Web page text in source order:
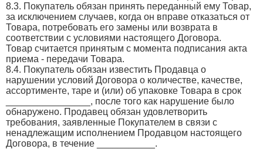
8.3. Покупатель обязан принять переданный ему Товар,
за исключением случаев, когда он вправе отказаться от
Товара, потребовать его замены или возврата в
соответствии с условиями настоящего Договора.
Товар считается принятым с момента подписания акта
приема - передачи Товара.
8.4. Покупатель обязан известить Продавца о
нарушении условий Договора о количестве, качестве,
ассортименте, таре и (или) об упаковке Товара в срок
________________, после того как нарушение было
обнаружено. Продавец обязан удовлетворить
требования, заявленные Покупателем в связи с
ненадлежащим исполнением Продавцом настоящего
Договора, в течение ___________.